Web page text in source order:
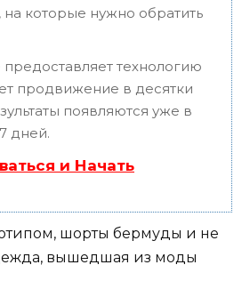
на которые нужно обратить
технологию
продвижение в десятки
появляются уже в
дней.
и Начать